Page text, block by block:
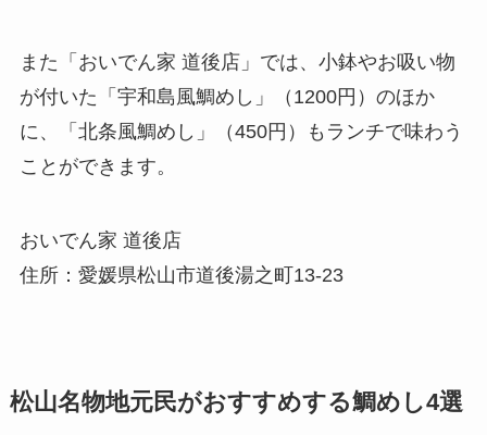
また「おいでん家 道後店」では、小鉢やお吸い物
が付いた「宇和島風鯛めし」（1200円）のほか
に、「北条風鯛めし」（450円）もランチで味わう
ことができます。
おいでん家 道後店
住所：愛媛県松山市道後湯之町13-23
松山名物地元民がおすすめする鯛めし4選